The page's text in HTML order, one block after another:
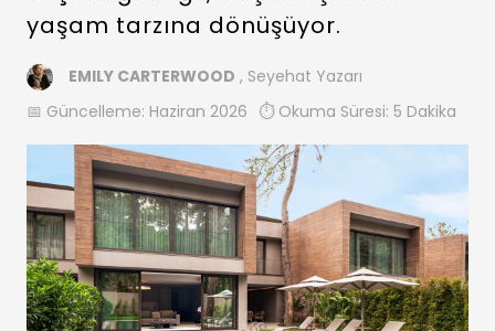
yaşam tarzına dönüşüyor.
EMILY CARTERWOOD , Seyehat Yazarı
📅 Güncelleme: Haziran 2026 ⏱️ Okuma Süresi: 5 Dakika